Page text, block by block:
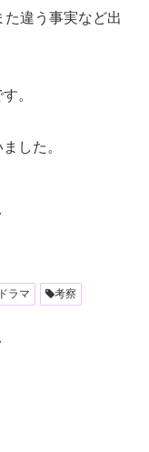
違う事実など出
。
した。
ラマ 考察